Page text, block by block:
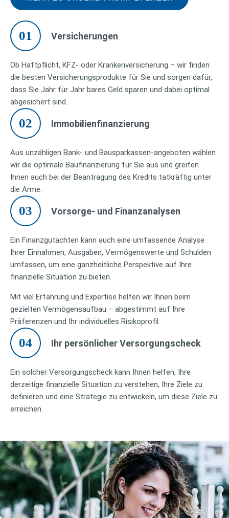
01 Versicherungen
Ob Haftpflicht, KFZ- oder Krankenversicherung – wir finden
die besten Versicherungsprodukte für Sie und sorgen dafür,
dass Sie Jahr für Jahr bares Geld sparen und dabei optimal
abgesichert sind.
02 Immobilienfinanzierung
Aus unzähligen Bank- und Bausparkassen-angeboten wählen
wir die optimale Baufinanzierung für Sie aus und greifen
Ihnen auch bei der Beantragung des Kredits tatkräftig unter
die Arme.
03 Vorsorge- und Finanzanalysen
Ein Finanzgutachten kann auch eine umfassende Analyse
Ihrer Einnahmen, Ausgaben, Vermögenswerte und Schulden
umfassen, um eine ganzheitliche Perspektive auf Ihre
finanzielle Situation zu bieten.
Mit viel Erfahrung und Expertise helfen wir Ihnen beim
gezielten Vermögensaufbau – abgestimmt auf Ihre
Präferenzen und Ihr individuelles Risikoprofil.
04 Ihr persönlicher Versorgungscheck
Ein solcher Versorgungscheck kann Ihnen helfen, Ihre
derzeitige finanzielle Situation zu verstehen, Ihre Ziele zu
definieren und eine Strategie zu entwickeln, um diese Ziele zu
erreichen.